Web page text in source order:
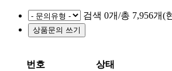
검색 0개/총 7,956개(
번호
상태